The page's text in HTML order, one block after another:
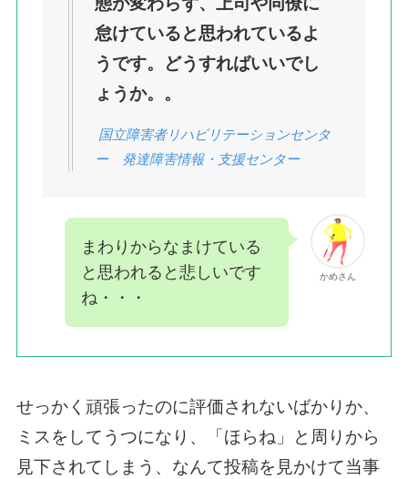
怠けていると思われているよ
うです。どうすればいいでし
ょうか。。
国立障害者リハビリテーションセンタ
ー 発達障害情報・支援センター
かめさん
まわりからなまけている
と思われると悲しいです
ね・・・
せっかく頑張ったのに評価されないばかりか、
ミスをしてうつになり、「ほらね」と周りから
見下されてしまう、なんて投稿を見かけて当事